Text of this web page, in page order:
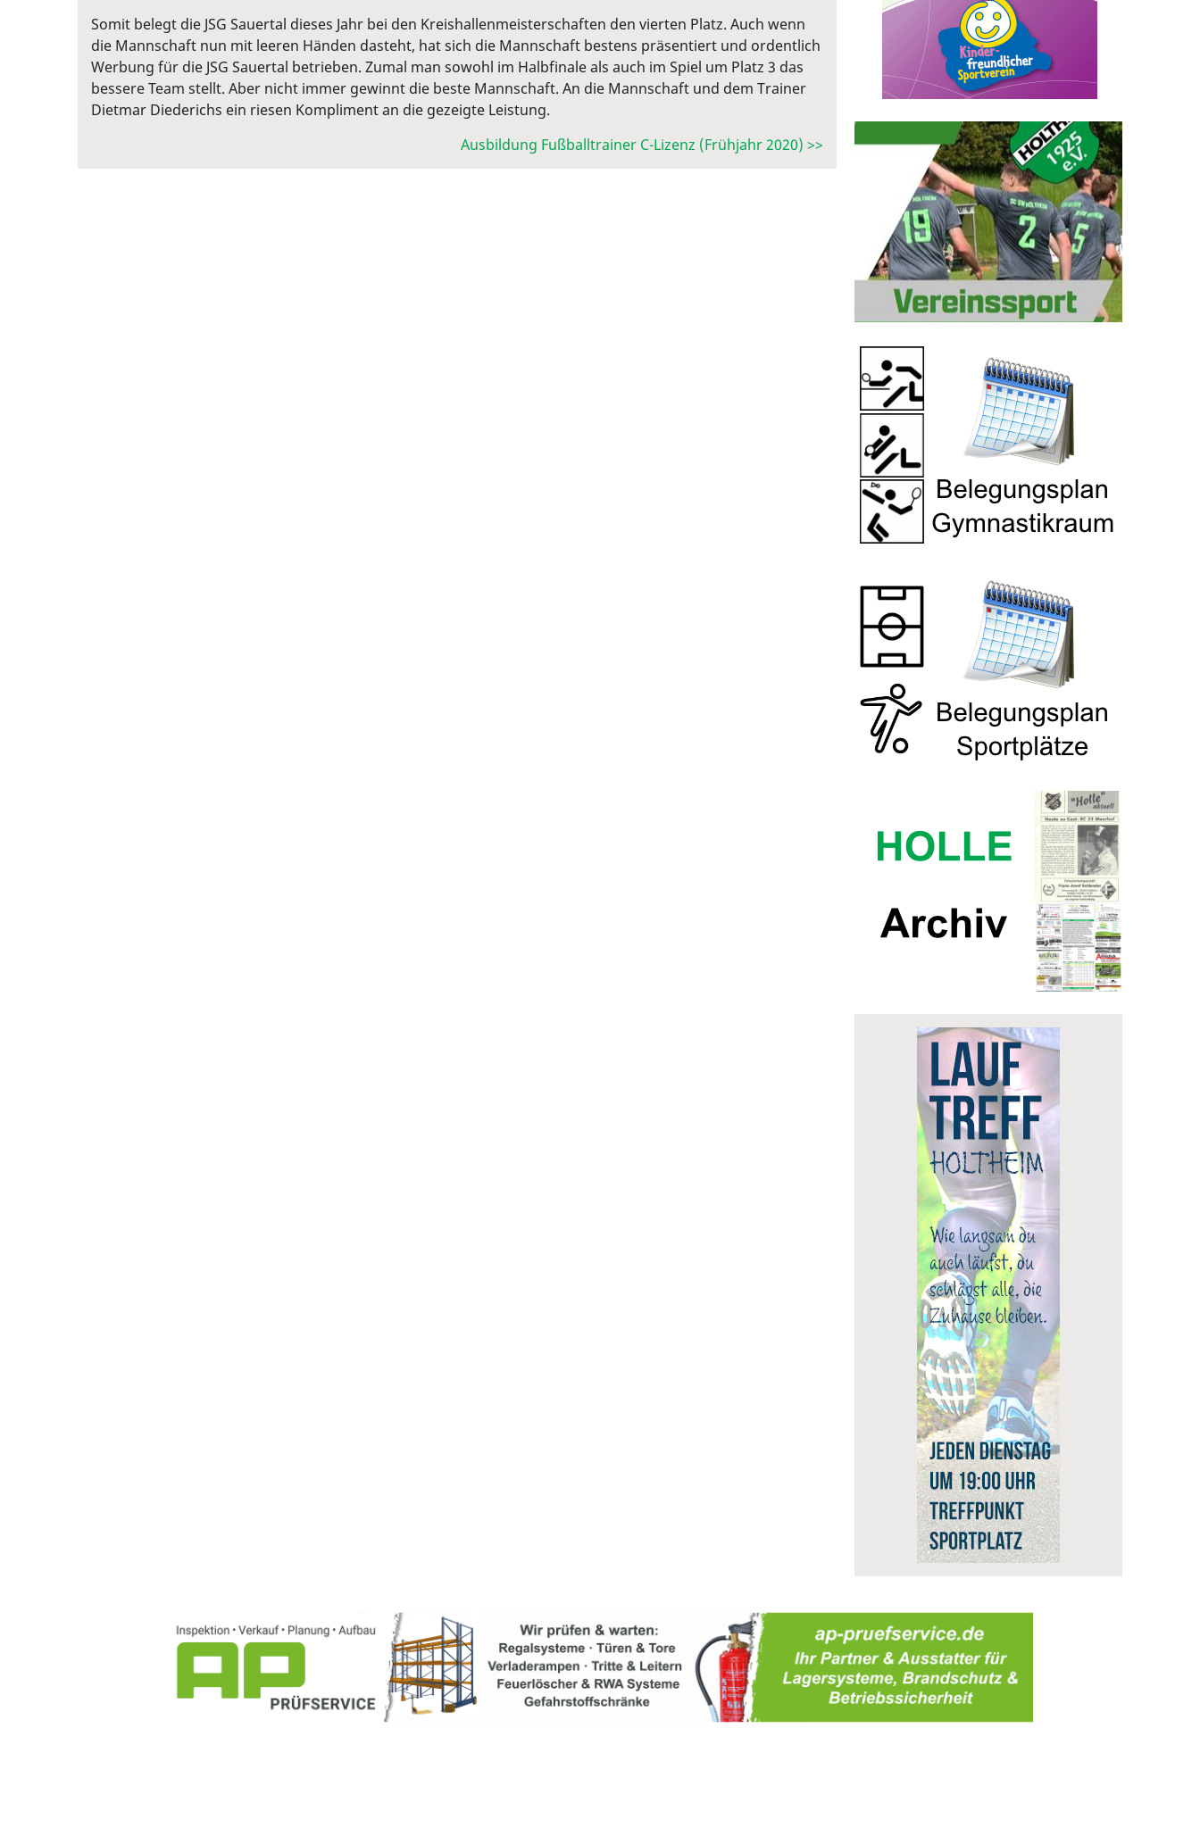
Somit belegt die JSG Sauertal dieses Jahr bei den Kreishallenmeisterschaften den vierten Platz. Auch wenn
die Mannschaft nun mit leeren Händen dasteht, hat sich die Mannschaft bestens präsentiert und ordentlich
Werbung für die JSG Sauertal betrieben. Zumal man sowohl im Halbfinale als auch im Spiel um Platz 3 das
bessere Team stellt. Aber nicht immer gewinnt die beste Mannschaft. An die Mannschaft und dem Trainer
Dietmar Diederichs ein riesen Kompliment an die gezeigte Leistung.
Ausbildung Fußballtrainer C-Lizenz (Frühjahr 2020) >>